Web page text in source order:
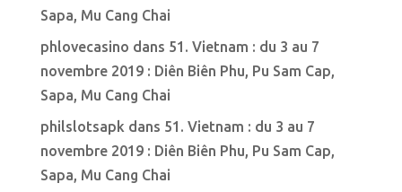
Sapa, Mu Cang Chai
phlovecasino dans 51. Vietnam : du 3 au 7
novembre 2019 : Diên Biên Phu, Pu Sam Cap,
Sapa, Mu Cang Chai
philslotsapk dans 51. Vietnam : du 3 au 7
novembre 2019 : Diên Biên Phu, Pu Sam Cap,
Sapa, Mu Cang Chai